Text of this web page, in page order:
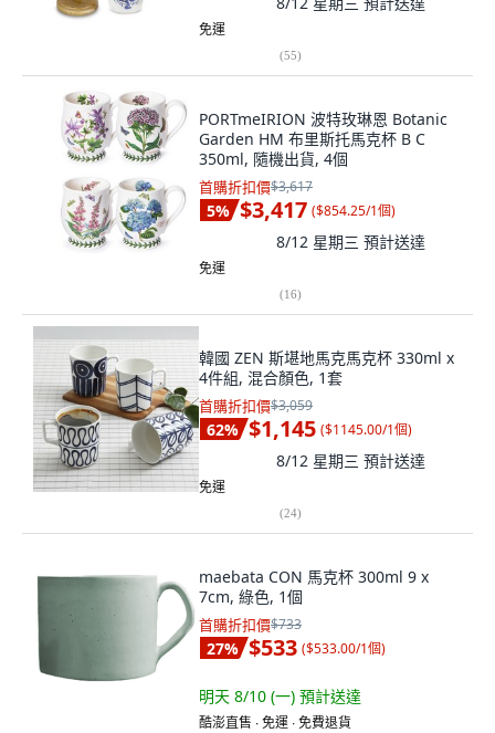
免運
(55)
PORTmeIRION 波特玫琳恩 Botanic
Garden HM 布里斯托馬克杯 B C
350ml, 隨機出貨, 4個
首購折扣價$3,617
5% $3,417 ($854.25/1個)
8/12 星期三 預計送達
免運
(16)
韓國 ZEN 斯堪地馬克馬克杯 330ml x
4件組, 混合顏色, 1套
首購折扣價$3,059
62% $1,145 ($1145.00/1個)
8/12 星期三 預計送達
免運
(24)
maebata CON 馬克杯 300ml 9 x
7cm, 綠色, 1個
首購折扣價$733
27% $533 ($533.00/1個)
明天 8/10 (一) 預計送達
酷澎直售 ∙ 免運 ∙ 免費退貨